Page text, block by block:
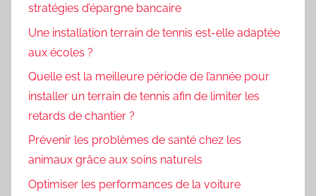
stratégies d’épargne bancaire
Une installation terrain de tennis est-elle adaptée
aux écoles ?
Quelle est la meilleure période de l’année pour
installer un terrain de tennis afin de limiter les
retards de chantier ?
Prévenir les problèmes de santé chez les
animaux grâce aux soins naturels
Optimiser les performances de la voiture